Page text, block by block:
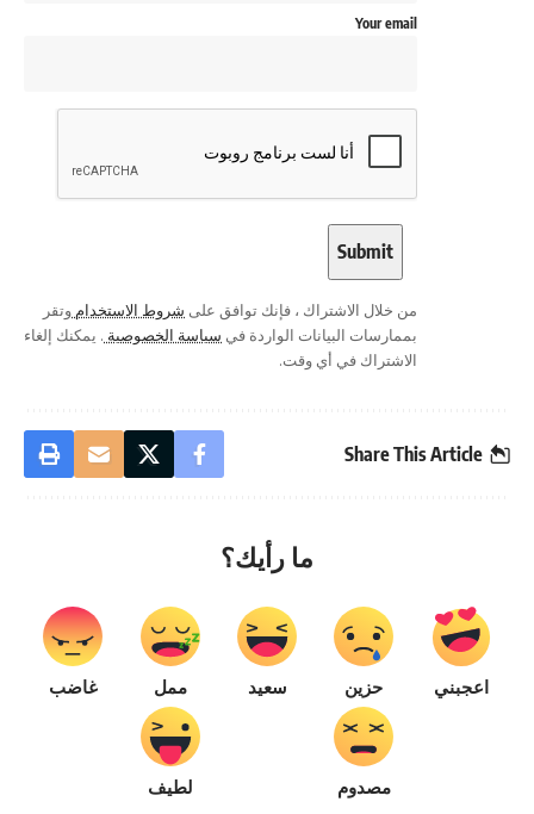
Your email
من خلال الاشتراك ، فإنك توافق على شروط الاستخدام وتقر
بممارسات البيانات الواردة في سياسة الخصوصية . يمكنك إلغاء
الاشتراك في أي وقت.
Share This Article
ما رأيك؟
اعجبني حزين سعيد ممل غاضب
مصدوم لطيف